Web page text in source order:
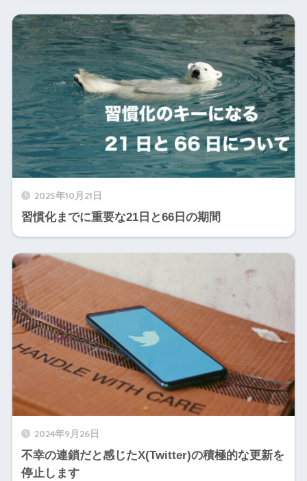
2025年10月21日
習慣化までに重要な21日と66日の期間
2024年9月26日
不幸の連鎖だと感じたX(Twitter)の積極的な更新を
停止します